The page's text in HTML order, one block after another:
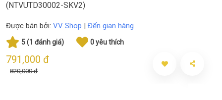
(NTVUTD30002-SKV2)
Được bán bởi: VV Shop | Đến gian hàng
5 (1 đánh giá) 0 yêu thích
791,000 đ
820,000 đ